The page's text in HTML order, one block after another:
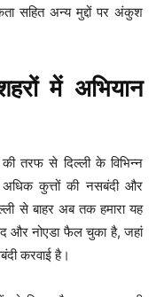
सहित अन्य मुद्दों पर अंकुश
में अभियान
की तरफ से दिल्ली के विभिन्न
कुत्तों की नसबंदी और
से बाहर अब तक हमारा यह
और नोएडा फैल चुका है, जहां
करवाई है।